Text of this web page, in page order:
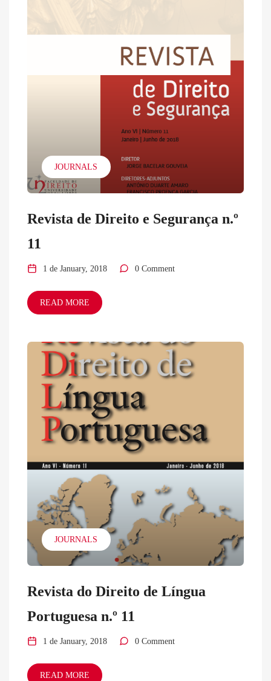
JOURNALS
Revista de Direito e Segurança n.º
11
1 de January, 2018 0 Comment
READ MORE
JOURNALS
Revista do Direito de Língua
Portuguesa n.º 11
1 de January, 2018 0 Comment
READ MORE